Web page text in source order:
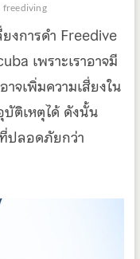
freediving
งการดำ Freedive
เพราะเราอาจมี
าจเพิ่มความเสี่ยงใน
บัติเหตุได้ ดังนั้น
ปลอดภัยกว่า